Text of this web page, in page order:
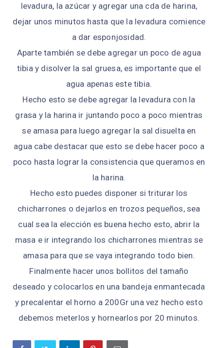
levadura, la azúcar y agregar una cda de harina,
dejar unos minutos hasta que la levadura comience
a dar esponjosidad.
Aparte también se debe agregar un poco de agua
tibia y disolver la sal gruesa, es importante que el
agua apenas este tibia.
Hecho esto se debe agregar la levadura con la
grasa y la harina ir juntando poco a poco mientras
se amasa para luego agregar la sal disuelta en
agua cabe destacar que esto se debe hacer poco a
poco hasta lograr la consistencia que queramos en
la harina.
Hecho esto puedes disponer si triturar los
chicharrones o dejarlos en trozos pequeños, sea
cual sea la elección es buena hecho esto, abrir la
masa e ir integrando los chicharrones mientras se
amasa para que se vaya integrando todo bien.
Finalmente hacer unos bollitos del tamaño
deseado y colocarlos en una bandeja enmantecada
y precalentar el horno a 200Gr una vez hecho esto
debemos meterlos y hornearlos por 20 minutos.